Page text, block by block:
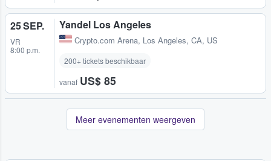
25 SEP.
VR
8:00 p.m.
Yandel Los Angeles
Crypto.com Arena, Los Angeles, CA, US
200+ tickets beschikbaar
vanaf US$ 85
Meer evenementen weergeven